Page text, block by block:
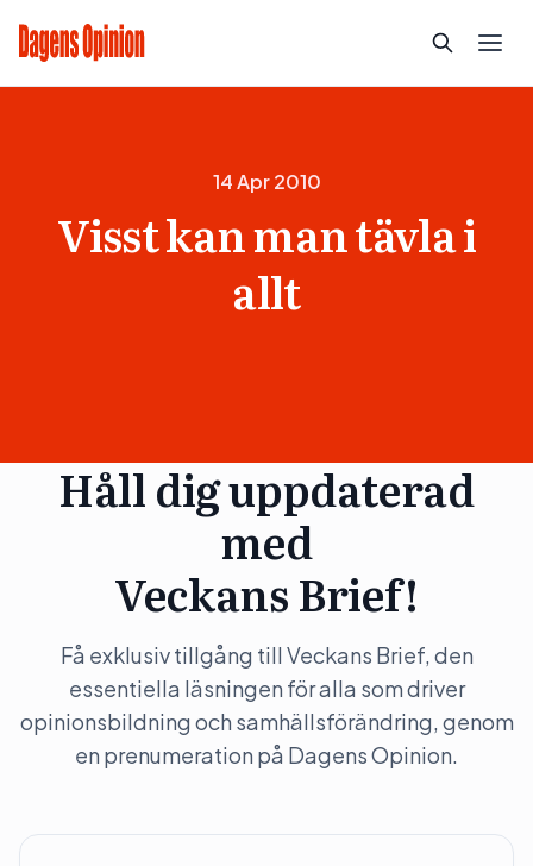
14 Apr 2010
Visst kan man tävla i
allt
Håll dig uppdaterad
med
Veckans Brief!
Få exklusiv tillgång till Veckans Brief, den
essentiella läsningen för alla som driver
opinionsbildning och samhällsförändring, genom
en prenumeration på Dagens Opinion.